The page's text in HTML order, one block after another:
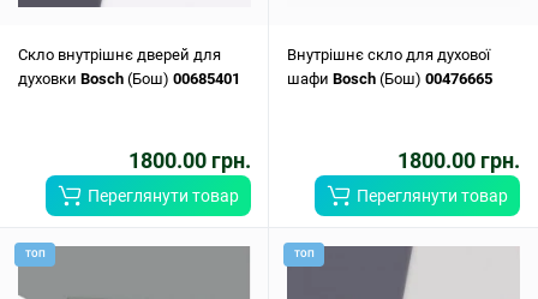
Скло внутрішнє дверей для
духовки Bosch (Бош) 00685401
1800.00 грн.
Переглянути товар
Внутрішнє скло для духової
шафи Bosch (Бош) 00476665
1800.00 грн.
Переглянути товар
ТОП ТОП